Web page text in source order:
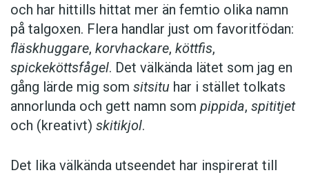
och har hittills hittat mer än femtio olika namn
på talgoxen. Flera handlar just om favoritfödan:
fläskhuggare, korvhackare, köttfis,
spickeköttsfågel. Det välkända lätet som jag en
gång lärde mig som sitsitu har i stället tolkats
annorlunda och gett namn som pippida, spititjet
och (kreativt) skitikjol.
Det lika välkända utseendet har inspirerat till